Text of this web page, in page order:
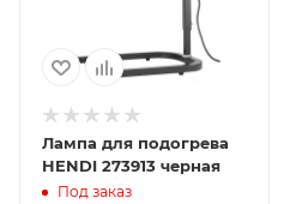
Лампа для подогрева
HENDI 273913 черная
Под заказ